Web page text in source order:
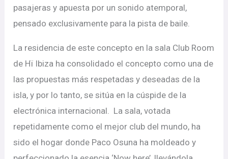
pasajeras y apuesta por un sonido atemporal,
pensado exclusivamente para la pista de baile.
La residencia de este concepto en la sala Club Room
de Hï Ibiza ha consolidado el concepto como una de
las propuestas más respetadas y deseadas de la
isla, y por lo tanto, se sitúa en la cúspide de la
electrónica internacional. La sala, votada
repetidamente como el mejor club del mundo, ha
sido el hogar donde Paco Osuna ha moldeado y